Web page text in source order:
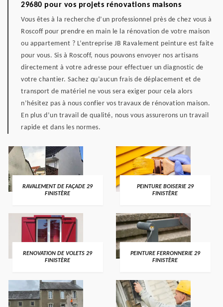
29680 pour vos projets rénovations maisons
Vous êtes à la recherche d’un professionnel près de chez vous à
Roscoff pour prendre en main le la rénovation de votre maison
ou appartement ? L’entreprise JB Ravalement peinture est faite
pour vous. Sis à Roscoff, nous pouvons envoyer nos artisans
directement à votre adresse pour effectuer un diagnostic de
votre chantier. Sachez qu’aucun frais de déplacement et de
transport de matériel ne vous sera exiger pour cela alors
n’hésitez pas à nous confier vos travaux de rénovation maison.
En plus d’un travail de qualité, nous vous assurerons un travail
rapide et dans les normes.
RAVALEMENT DE FAÇADE 29
FINISTÈRE
PEINTURE BOISERIE 29
FINISTÈRE
RENOVATION DE VOLETS 29
FINISTÈRE
PEINTURE FERRONNERIE 29
FINISTÈRE